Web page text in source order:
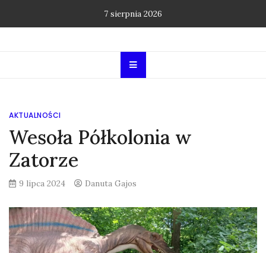
7 sierpnia 2026
AKTUALNOŚCI
Wesoła Półkolonia w
Zatorze
9 lipca 2024 Danuta Gajos